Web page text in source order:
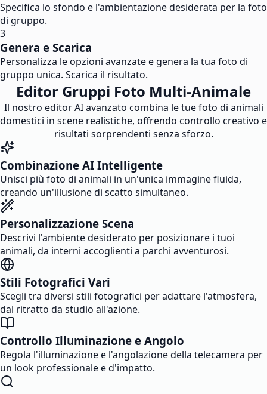
Specifica lo sfondo e l'ambientazione desiderata per la foto
di gruppo.
3
Genera e Scarica
Personalizza le opzioni avanzate e genera la tua foto di
gruppo unica. Scarica il risultato.
Editor Gruppi Foto Multi-Animale
Il nostro editor AI avanzato combina le tue foto di animali
domestici in scene realistiche, offrendo controllo creativo e
risultati sorprendenti senza sforzo.
Combinazione AI Intelligente
Unisci più foto di animali in un'unica immagine fluida,
creando un'illusione di scatto simultaneo.
Personalizzazione Scena
Descrivi l'ambiente desiderato per posizionare i tuoi
animali, da interni accoglienti a parchi avventurosi.
Stili Fotografici Vari
Scegli tra diversi stili fotografici per adattare l'atmosfera,
dal ritratto da studio all'azione.
Controllo Illuminazione e Angolo
Regola l'illuminazione e l'angolazione della telecamera per
un look professionale e d'impatto.